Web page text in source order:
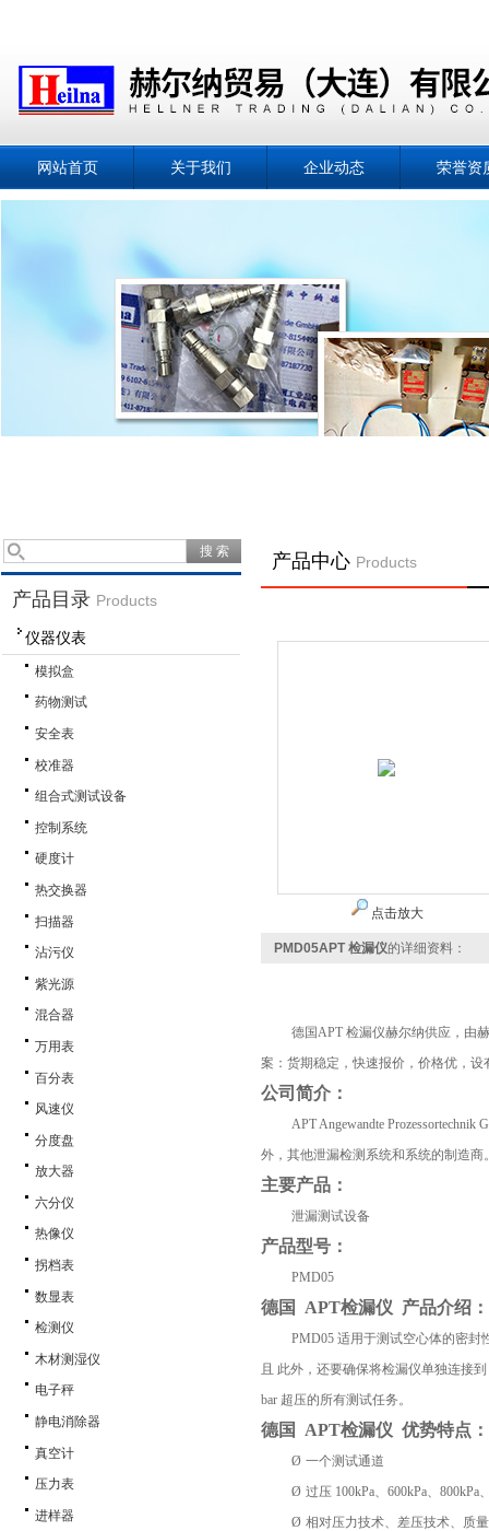
网站首页 关于我们 企业动态 荣誉资
产品目录 Products
仪器仪表
模拟盒
药物测试
安全表
校准器
组合式测试设备
控制系统
硬度计
热交换器
扫描器
沾污仪
紫光源
混合器
万用表
百分表
风速仪
分度盘
放大器
六分仪
热像仪
拐档表
数显表
检测仪
木材测湿仪
电子秤
静电消除器
真空计
压力表
进样器
产品中心 Products
点击放大
PMD05APT 检漏仪的详细资料：
德国APT 检漏仪赫尔纳供应，由
案：货期稳定，快速报价，价格优，设
公司简介：
APT Angewandte Prozessortechnik
外，其他泄漏检测系统和系统的制造商
主要产品：
泄漏测试设备
产品型号：
PMD05
德国 APT检漏仪 产品介绍：
PMD05 适用于测试空心体的密封
且 此外，还要确保将检漏仪单独连接
bar 超压的所有测试任务。
德国 APT检漏仪 优势特点：
Ø 一个测试通道
Ø 过压 100kPa、 600kPa、 800kPa
Ø 相对压力技术、差压技术、质